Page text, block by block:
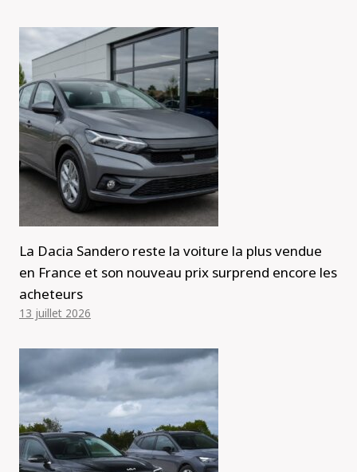
La Dacia Sandero reste la voiture la plus vendue
en France et son nouveau prix surprend encore les
acheteurs
13 juillet 2026